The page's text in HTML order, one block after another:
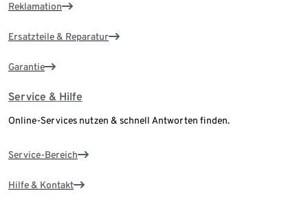
Reklamation
Ersatzteile & Reparatur
Garantie
Service & Hilfe
Online-Services nutzen & schnell Antworten finden.
Service-Bereich
Hilfe & Kontakt